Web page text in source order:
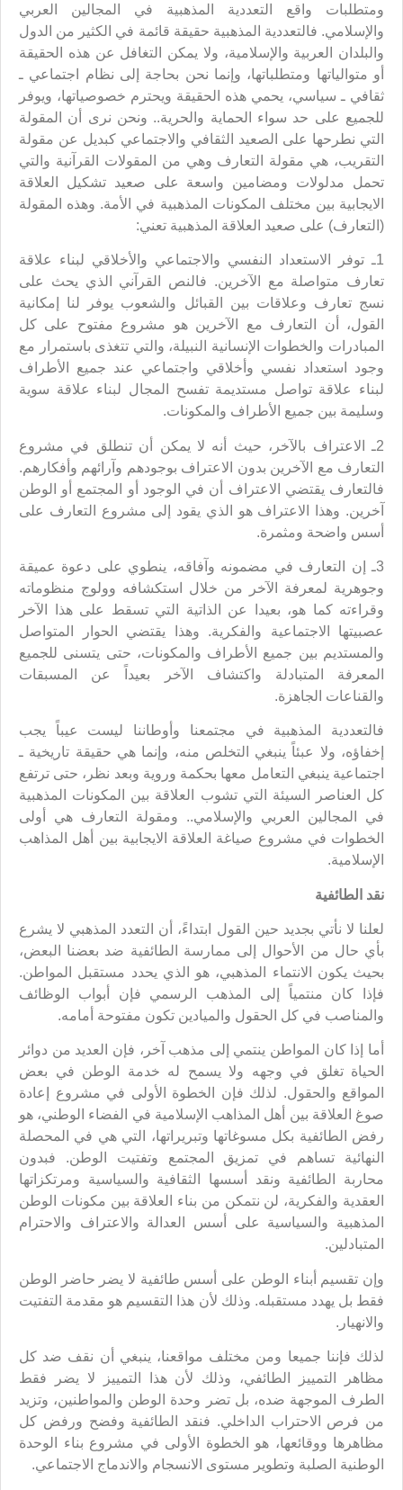
ومتطلبات واقع التعددية المذهبية في المجالين العربي
والإسلامي. فالتعددية المذهبية حقيقة قائمة في الكثير من الدول
والبلدان العربية والإسلامية، ولا يمكن التغافل عن هذه الحقيقة
أو متوالياتها ومتطلباتها، وإنما نحن بحاجة إلى نظام اجتماعي ـ
ثقافي ـ سياسي، يحمي هذه الحقيقة ويحترم خصوصياتها، ويوفر
للجميع على حد سواء الحماية والحرية.. ونحن نرى أن المقولة
التي نطرحها على الصعيد الثقافي والاجتماعي كبديل عن مقولة
التقريب، هي مقولة التعارف وهي من المقولات القرآنية والتي
تحمل مدلولات ومضامين واسعة على صعيد تشكيل العلاقة
الايجابية بين مختلف المكونات المذهبية في الأمة. وهذه المقولة
(التعارف) على صعيد العلاقة المذهبية تعني:
1ـ توفر الاستعداد النفسي والاجتماعي والأخلاقي لبناء علاقة
تعارف متواصلة مع الآخرين. فالنص القرآني الذي يحث على
نسج تعارف وعلاقات بين القبائل والشعوب يوفر لنا إمكانية
القول، أن التعارف مع الآخرين هو مشروع مفتوح على كل
المبادرات والخطوات الإنسانية النبيلة، والتي تتغذى باستمرار مع
وجود استعداد نفسي وأخلاقي واجتماعي عند جميع الأطراف
لبناء علاقة تواصل مستديمة تفسح المجال لبناء علاقة سوية
وسليمة بين جميع الأطراف والمكونات.
2ـ الاعتراف بالآخر، حيث أنه لا يمكن أن تنطلق في مشروع
التعارف مع الآخرين بدون الاعتراف بوجودهم وآرائهم وأفكارهم.
فالتعارف يقتضي الاعتراف أن في الوجود أو المجتمع أو الوطن
آخرين. وهذا الاعتراف هو الذي يقود إلى مشروع التعارف على
أسس واضحة ومثمرة.
3ـ إن التعارف في مضمونه وآفاقه، ينطوي على دعوة عميقة
وجوهرية لمعرفة الآخر من خلال استكشافه وولوج منظوماته
وقراءته كما هو، بعيدا عن الذاتية التي تسقط على هذا الآخر
عصبيتها الاجتماعية والفكرية. وهذا يقتضي الحوار المتواصل
والمستديم بين جميع الأطراف والمكونات، حتى يتسنى للجميع
المعرفة المتبادلة واكتشاف الآخر بعيداً عن المسبقات
والقناعات الجاهزة.
فالتعددية المذهبية في مجتمعنا وأوطاننا ليست عيباً يجب
إخفاؤه، ولا عبئاً ينبغي التخلص منه، وإنما هي حقيقة تاريخية ـ
اجتماعية ينبغي التعامل معها بحكمة وروية وبعد نظر، حتى ترتفع
كل العناصر السيئة التي تشوب العلاقة بين المكونات المذهبية
في المجالين العربي والإسلامي.. ومقولة التعارف هي أولى
الخطوات في مشروع صياغة العلاقة الايجابية بين أهل المذاهب
الإسلامية.
نقد الطائفية
لعلنا لا نأتي بجديد حين القول ابتداءً، أن التعدد المذهبي لا يشرع
بأي حال من الأحوال إلى ممارسة الطائفية ضد بعضنا البعض،
بحيث يكون الانتماء المذهبي، هو الذي يحدد مستقبل المواطن.
فإذا كان منتمياً إلى المذهب الرسمي فإن أبواب الوظائف
والمناصب في كل الحقول والميادين تكون مفتوحة أمامه.
أما إذا كان المواطن ينتمي إلى مذهب آخر، فإن العديد من دوائر
الحياة تغلق في وجهه ولا يسمح له خدمة الوطن في بعض
المواقع والحقول. لذلك فإن الخطوة الأولى في مشروع إعادة
صوغ العلاقة بين أهل المذاهب الإسلامية في الفضاء الوطني، هو
رفض الطائفية بكل مسوغاتها وتبريراتها، التي هي في المحصلة
النهائية تساهم في تمزيق المجتمع وتفتيت الوطن. فبدون
محاربة الطائفية ونقد أسسها الثقافية والسياسية ومرتكزاتها
العقدية والفكرية، لن نتمكن من بناء العلاقة بين مكونات الوطن
المذهبية والسياسية على أسس العدالة والاعتراف والاحترام
المتبادلين.
وإن تقسيم أبناء الوطن على أسس طائفية لا يضر حاضر الوطن
فقط بل يهدد مستقبله. وذلك لأن هذا التقسيم هو مقدمة التفتيت
والانهيار.
لذلك فإننا جميعا ومن مختلف مواقعنا، ينبغي أن نقف ضد كل
مظاهر التمييز الطائفي، وذلك لأن هذا التمييز لا يضر فقط
الطرف الموجهة ضده، بل تضر وحدة الوطن والمواطنين، وتزيد
من فرص الاحتراب الداخلي. فنقد الطائفية وفضح ورفض كل
مظاهرها ووقائعها، هو الخطوة الأولى في مشروع بناء الوحدة
الوطنية الصلبة وتطوير مستوى الانسجام والاندماج الاجتماعي.